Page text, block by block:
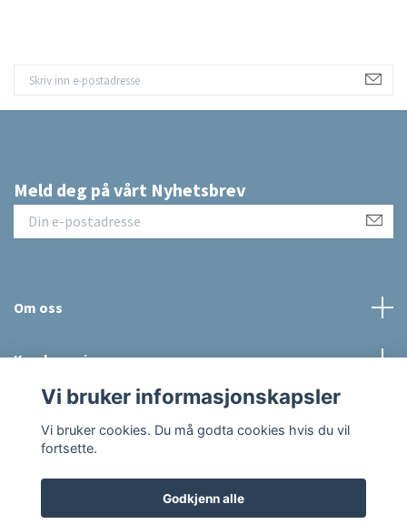
Meld deg på vårt Nyhetsbrev
Om oss
Kundeservice
Sosiale medier
Vi bruker informasjonskapsler
Vi bruker cookies. Du må godta cookies hvis du vil
fortsette.
Godkjenn alle